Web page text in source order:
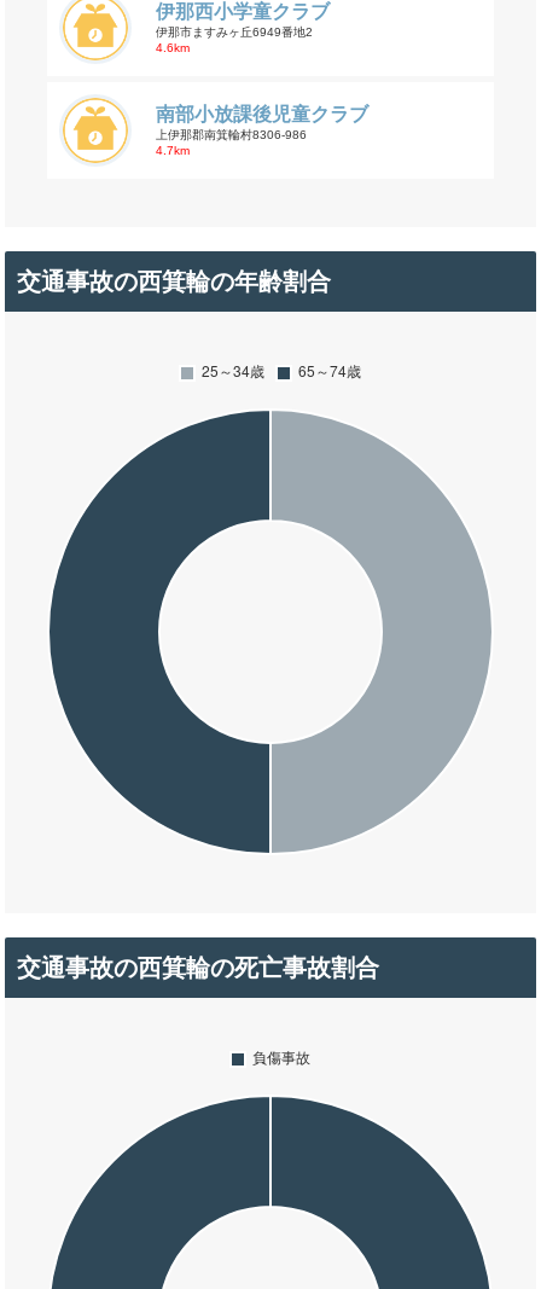
伊那西小学童クラブ
伊那市ますみヶ丘6949番地2
4.6km
南部小放課後児童クラブ
上伊那郡南箕輪村8306-986
4.7km
交通事故の西箕輪の年齢割合
交通事故の西箕輪の死亡事故割合